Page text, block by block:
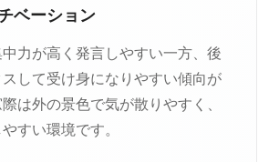
ベーション
力が高く発言しやすい一方、後
して受け身になりやすい傾向が
は外の景色で気が散りやすく、
すい環境です。